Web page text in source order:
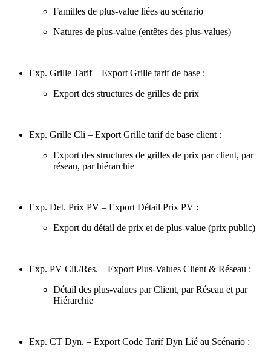
Familles de plus-value liées au scénario
Natures de plus-value (entêtes des plus-values)
Exp. Grille Tarif – Export Grille tarif de base :
Export des structures de grilles de prix
Exp. Grille Cli – Export Grille tarif de base client :
Export des structures de grilles de prix par client, par
réseau, par hiérarchie
Exp. Det. Prix PV – Export Détail Prix PV :
Export du détail de prix et de plus-value (prix public)
Exp. PV Cli./Res. – Export Plus-Values Client & Réseau :
Détail des plus-values par Client, par Réseau et par
Hiérarchie
Exp. CT Dyn. – Export Code Tarif Dyn Lié au Scénario :